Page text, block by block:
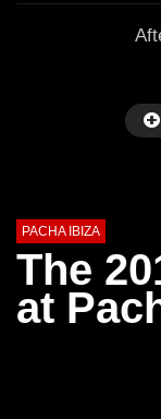
PACHA IBIZA
The
at